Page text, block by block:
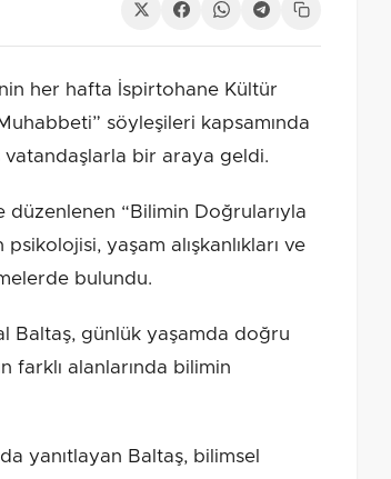
her hafta İspirtohane Kültür
söyleşileri kapsamında
bir araya geldi.
“Bilimin Doğrularıyla
yaşam alışkanlıkları ve
bulundu.
Baltaş, günlük yaşamda doğru
farklı alanlarında bilimin
da yanıtlayan Baltaş, bilimsel